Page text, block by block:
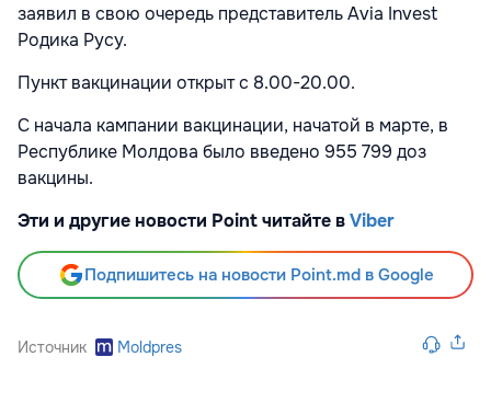
заявил в свою очередь представитель Avia Invest
Родика Русу.
Пункт вакцинации открыт с 8.00-20.00.
С начала кампании вакцинации, начатой в марте, в
Республике Молдова было введено 955 799 доз
вакцины.
Эти и другие новости Point читайте вViber
Подпишитесь на новости Point.md в Google
Источник Moldpres